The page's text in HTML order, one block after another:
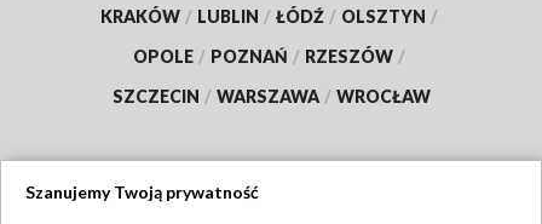
KRAKÓW / LUBLIN / ŁÓDŹ / OLSZTYN /
OPOLE / POZNAŃ / RZESZÓW /
SZCZECIN / WARSZAWA / WROCŁAW
Szanujemy Twoją prywatność